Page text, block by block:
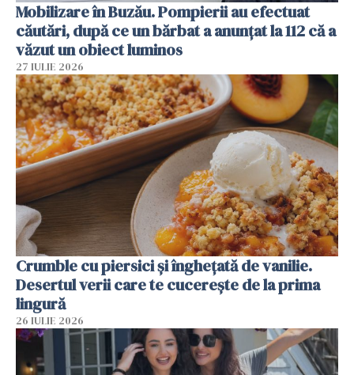
Mobilizare în Buzău. Pompierii au efectuat
căutări, după ce un bărbat a anunțat la 112 că a
văzut un obiect luminos
27 IULIE 2026
Crumble cu piersici și înghețată de vanilie.
Desertul verii care te cucerește de la prima
lingură
26 IULIE 2026